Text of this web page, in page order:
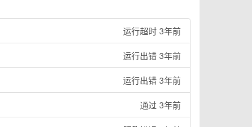
运行超时 3年前
运行出错 3年前
运行出错 3年前
通过 3年前